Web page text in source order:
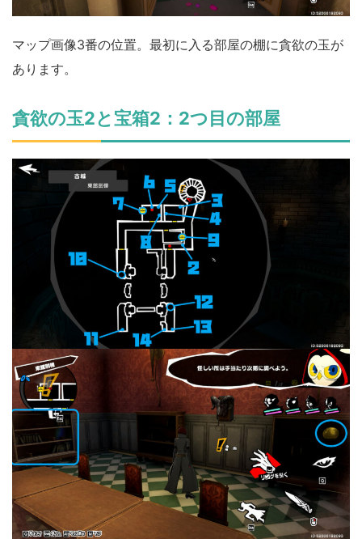
マップ画像3番の位置。最初に入る部屋の棚に貪欲の玉が
あります。
貪欲の玉2と宝箱2：2つ目の部屋